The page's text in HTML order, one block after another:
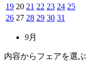
19 20 21 22 23 24 25
26 27 28 29 30 31
9月
内容からフェアを選ぶ